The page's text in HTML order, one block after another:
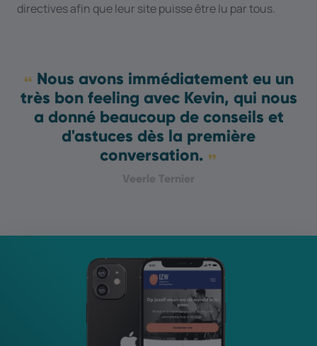
directives afin que leur site puisse être lu par tous.
Nous avons immédiatement eu un
très bon feeling avec Kevin, qui nous
a donné beaucoup de conseils et
d'astuces dès la première
conversation.
Veerle Ternier